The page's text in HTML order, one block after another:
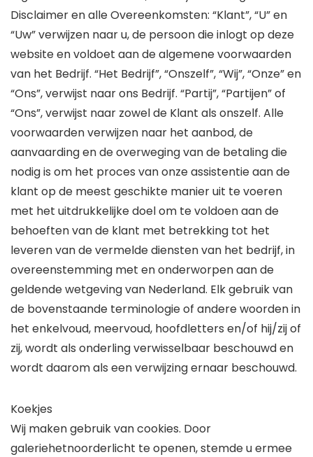
Disclaimer en alle Overeenkomsten: “Klant”, “U” en
“Uw” verwijzen naar u, de persoon die inlogt op deze
website en voldoet aan de algemene voorwaarden
van het Bedrijf. “Het Bedrijf”, “Onszelf”, “Wij”, “Onze” en
“Ons”, verwijst naar ons Bedrijf. “Partij”, “Partijen” of
“Ons”, verwijst naar zowel de Klant als onszelf. Alle
voorwaarden verwijzen naar het aanbod, de
aanvaarding en de overweging van de betaling die
nodig is om het proces van onze assistentie aan de
klant op de meest geschikte manier uit te voeren
met het uitdrukkelijke doel om te voldoen aan de
behoeften van de klant met betrekking tot het
leveren van de vermelde diensten van het bedrijf, in
overeenstemming met en onderworpen aan de
geldende wetgeving van Nederland. Elk gebruik van
de bovenstaande terminologie of andere woorden in
het enkelvoud, meervoud, hoofdletters en/of hij/zij of
zij, wordt als onderling verwisselbaar beschouwd en
wordt daarom als een verwijzing ernaar beschouwd.
Koekjes
Wij maken gebruik van cookies. Door
galeriehetnoorderlicht te openen, stemde u ermee